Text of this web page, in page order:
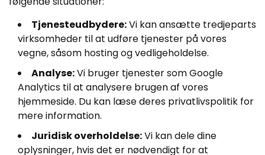
Tjenesteudbydere:Vi kan ansætte tredjeparts
virksomheder til at udføre tjenester på vores
vegne, såsom hosting og vedligeholdelse.
Analyse:Vi bruger tjenester som Google
Analytics til at analysere brugen af vores
hjemmeside. Du kan læse deres privatlivspolitik for
mere information.
Juridisk overholdelse:Vi kan dele dine
oplysninger, hvis det er nødvendigt for at